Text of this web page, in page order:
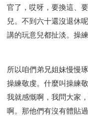
官了，哎呀，要換這、
兒。不到六十還沒退休
講的玩意兒都扯淡。操
所以咱們弟兄姐妹慢慢
操練敬虔。什麼叫操練
我就感慨啊，我問大家
啊。那他們有沒有體貼